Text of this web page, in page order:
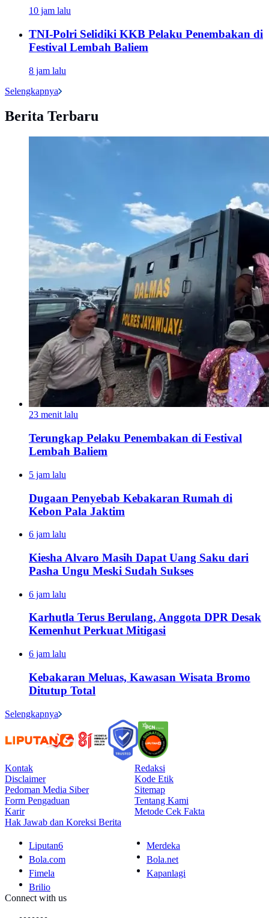
10 jam lalu
TNI-Polri Selidiki KKB Pelaku Penembakan di
Festival Lembah Baliem
8 jam lalu
Selengkapnya
Berita Terbaru
23 menit lalu
Terungkap Pelaku Penembakan di Festival
Lembah Baliem
5 jam lalu
Dugaan Penyebab Kebakaran Rumah di
Kebon Pala Jaktim
6 jam lalu
Kiesha Alvaro Masih Dapat Uang Saku dari
Pasha Ungu Meski Sudah Sukses
6 jam lalu
Karhutla Terus Berulang, Anggota DPR Desak
Kemenhut Perkuat Mitigasi
6 jam lalu
Kebakaran Meluas, Kawasan Wisata Bromo
Ditutup Total
Selengkapnya
Kontak
Redaksi
Disclaimer
Kode Etik
Pedoman Media Siber
Sitemap
Form Pengaduan
Tentang Kami
Karir
Metode Cek Fakta
Hak Jawab dan Koreksi Berita
Liputan6
Merdeka
Bola.com
Bola.net
Fimela
Kapanlagi
Brilio
Connect with us